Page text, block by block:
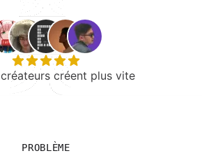
créateurs créent plus vite
PROBLÈME